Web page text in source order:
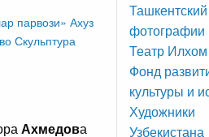
парвози» Ахуз
Скульптура
Ахмедова
фотографии
Театр Илхом
Фонд
культуры и
Художники
Узбекистана